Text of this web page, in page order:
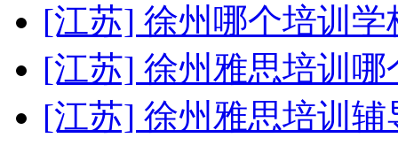
[江苏] 徐州哪个培训学
[江苏] 徐州雅思培训哪
[江苏] 徐州雅思培训辅